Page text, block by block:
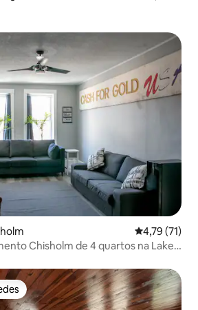
4,79 de uma
4,79 (71)
Chisholm de 4 quartos na Lake